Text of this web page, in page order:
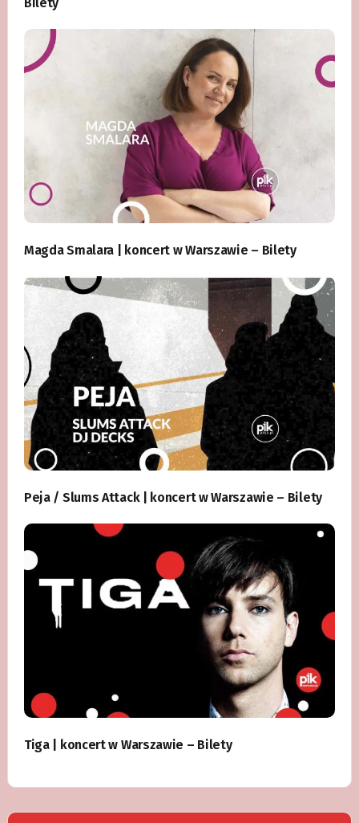
Bilety
Magda Smalara | koncert w Warszawie – Bilety
Peja / Slums Attack | koncert w Warszawie – Bilety
Tiga | koncert w Warszawie – Bilety